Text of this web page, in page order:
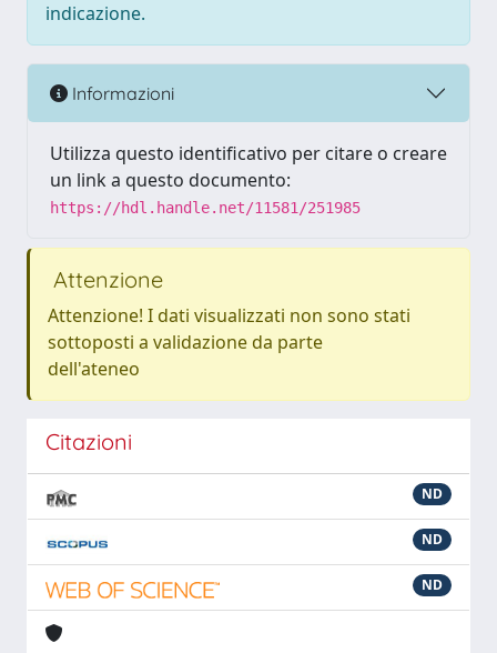
indicazione.
Informazioni
Utilizza questo identificativo per citare o creare
un link a questo documento:
https://hdl.handle.net/11581/251985
Attenzione
Attenzione! I dati visualizzati non sono stati
sottoposti a validazione da parte
dell'ateneo
Citazioni
ND
ND
ND